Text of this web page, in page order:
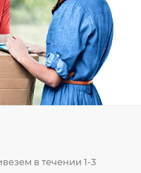
в течении 1-3